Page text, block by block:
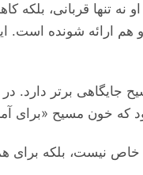
تنها قربانی، بلکه
و هم ارائه‌ شونده
جایگاهی برتر دارد.
خون مسیح «برای آمرزش
خاص نیست، بلکه